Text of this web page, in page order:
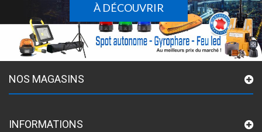
À DÉCOUVRIR
NOS MAGASINS
INFORMATIONS